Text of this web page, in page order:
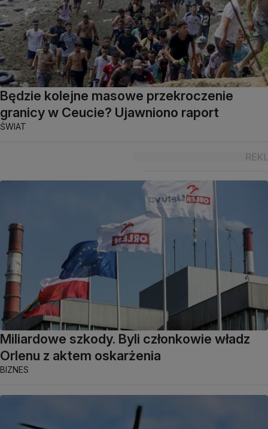
Będzie kolejne masowe przekroczenie
granicy w Ceucie? Ujawniono raport
ŚWIAT
Miliardowe szkody. Byli członkowie władz
Orlenu z aktem oskarżenia
BIZNES